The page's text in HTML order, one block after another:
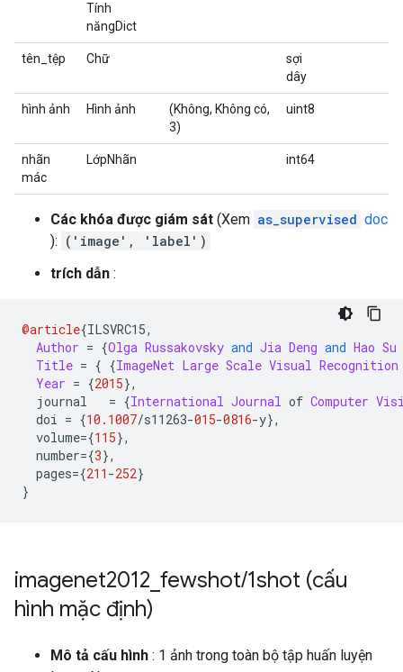
Tính
năngDict
tên_tệp Chữ
sợi
dây
hình ảnh Hình ảnh
(Không, Không có,
3)
uint8
nhãn
mác
LớpNhãn int64
Các khóa được giám sát (Xem as_supervised doc
): ('image', 'label')
trích dẫn :
@article{ILSVRC15,
Author = {Olga Russakovsky and Jia Deng and Hao Su
Title = { {ImageNet Large Scale Visual Recognition
Year = {2015},
journal = {International Journal of Computer
doi = {10.1007/s11263-015-0816-y},
volume={115},
number={3},
pages={211 -252}
}
imagenet2012 fewshot/1shot (cấu
hình mặc định)
Mô tả cấu hình : 1 ảnh trong toàn bộ tập huấn luyện